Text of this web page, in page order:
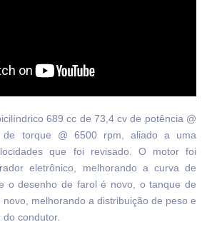
689 cc de 73,4 cv de potência @
torque @ 6500 rpm, aliado a uma
que foi revisado. O motor foi
eletrônico, melhorando a curva de
o desenho de farol é novo, o tanque de
melhorando a distribuição de peso e
condutor.